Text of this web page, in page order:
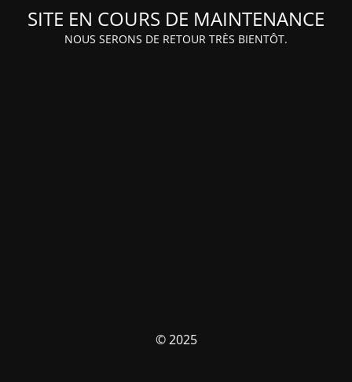
SITE EN COURS DE MAINTENANCE
NOUS SERONS DE RETOUR TRÈS BIENTÔT.
© 2025